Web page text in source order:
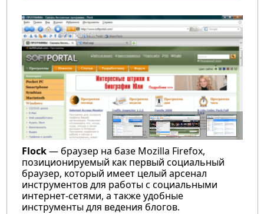
Flock— браузер на базе Mozilla Firefox,
позиционируемый как первый социальный
браузер, который имеет целый арсенал
инструментов для работы с социальными
интернет-сетями, а также удобные
инструменты для ведения блогов.